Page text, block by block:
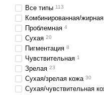
Все типы 113
Комбинированная/жирная
Проблемная 4
Сухая 20
Пигментация 8
Чувствительная 1
Зрелая 23
Сухая/зрелая кожа 30
Сухая/чувствительная